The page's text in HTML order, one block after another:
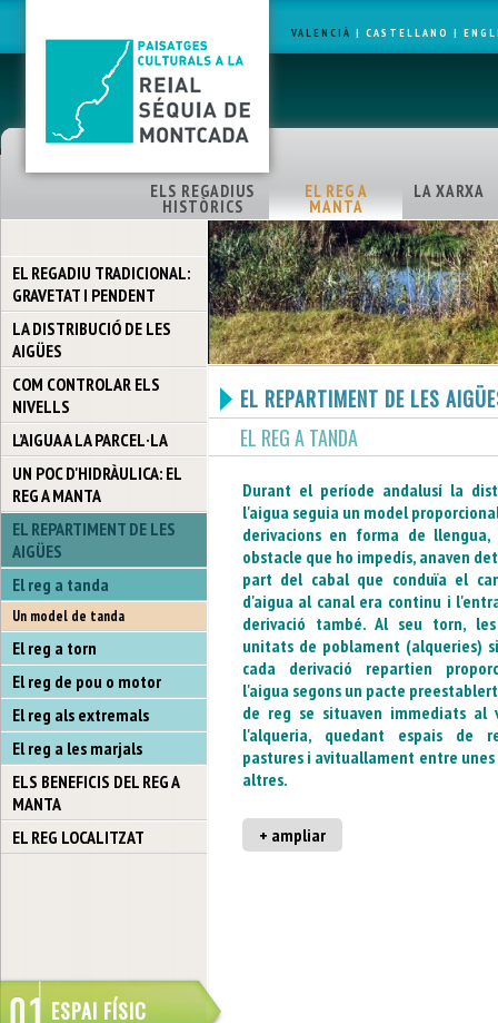
VALENCIÀ | CASTELLANO |
ELS REGADIUS
HISTÒRICS
EL REG A
MANTA
LA XARXA
EL REGADIU TRADICIONAL:
GRAVETAT I PENDENT
LA DISTRIBUCIÓ DE LES
AIGÜES
COM CONTROLAR ELS
NIVELLS
L’AIGUA A LA PARCEL·LA
UN POC D'HIDRÀULICA: EL
REG A MANTA
EL REPARTIMENT DE LES
AIGÜES
El reg a tanda
Un model de tanda
El reg a torn
El reg de pou o motor
El reg als extremals
El reg a les marjals
ELS BENEFICIS DEL REG A
MANTA
EL REG LOCALITZAT
ESPAI FÍSIC
EL REPARTIMENT DE LES
EL REG A TANDA
Durant el període andalusí la
l'aigua seguia un model
derivacions en forma de llengua,
obstacle que ho impedís, anaven
part del cabal que conduïa el
d'aigua al canal era continu i
derivació també. Al seu torn,
unitats de poblament (alqueries)
cada derivació
repartien
l'aigua segons un pacte preestablert
de reg se situaven immediats al
l'alqueria, quedant
espais de
pastures i avituallament entre unes
altres.
+ ampliar